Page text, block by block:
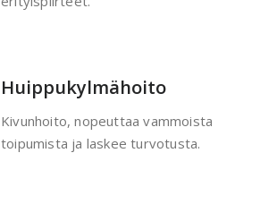
Huippukylmähoito
Kivunhoito, nopeuttaa vammoista
toipumista ja laskee turvotusta.